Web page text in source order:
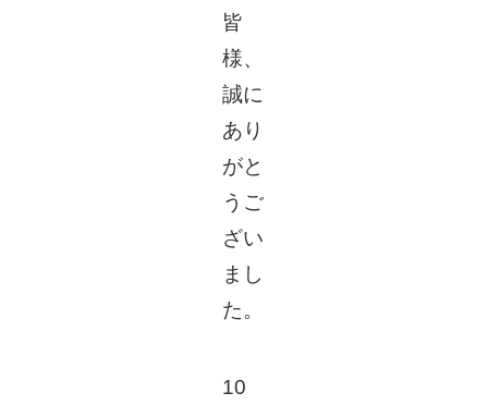
皆
様、
誠に
あり
がと
うご
ざい
まし
た。
10